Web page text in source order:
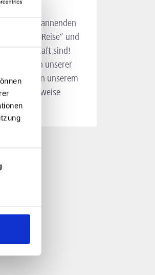
und spannenden
„Rüben-Reise“ und
sind!
unserer
werde in unserem